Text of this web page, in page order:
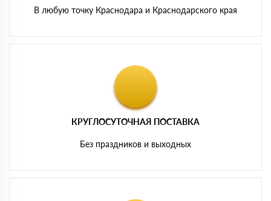
В любую точку Краснодара и Краснодарского края
КРУГЛОСУТОЧНАЯ ПОСТАВКА
Без праздников и выходных